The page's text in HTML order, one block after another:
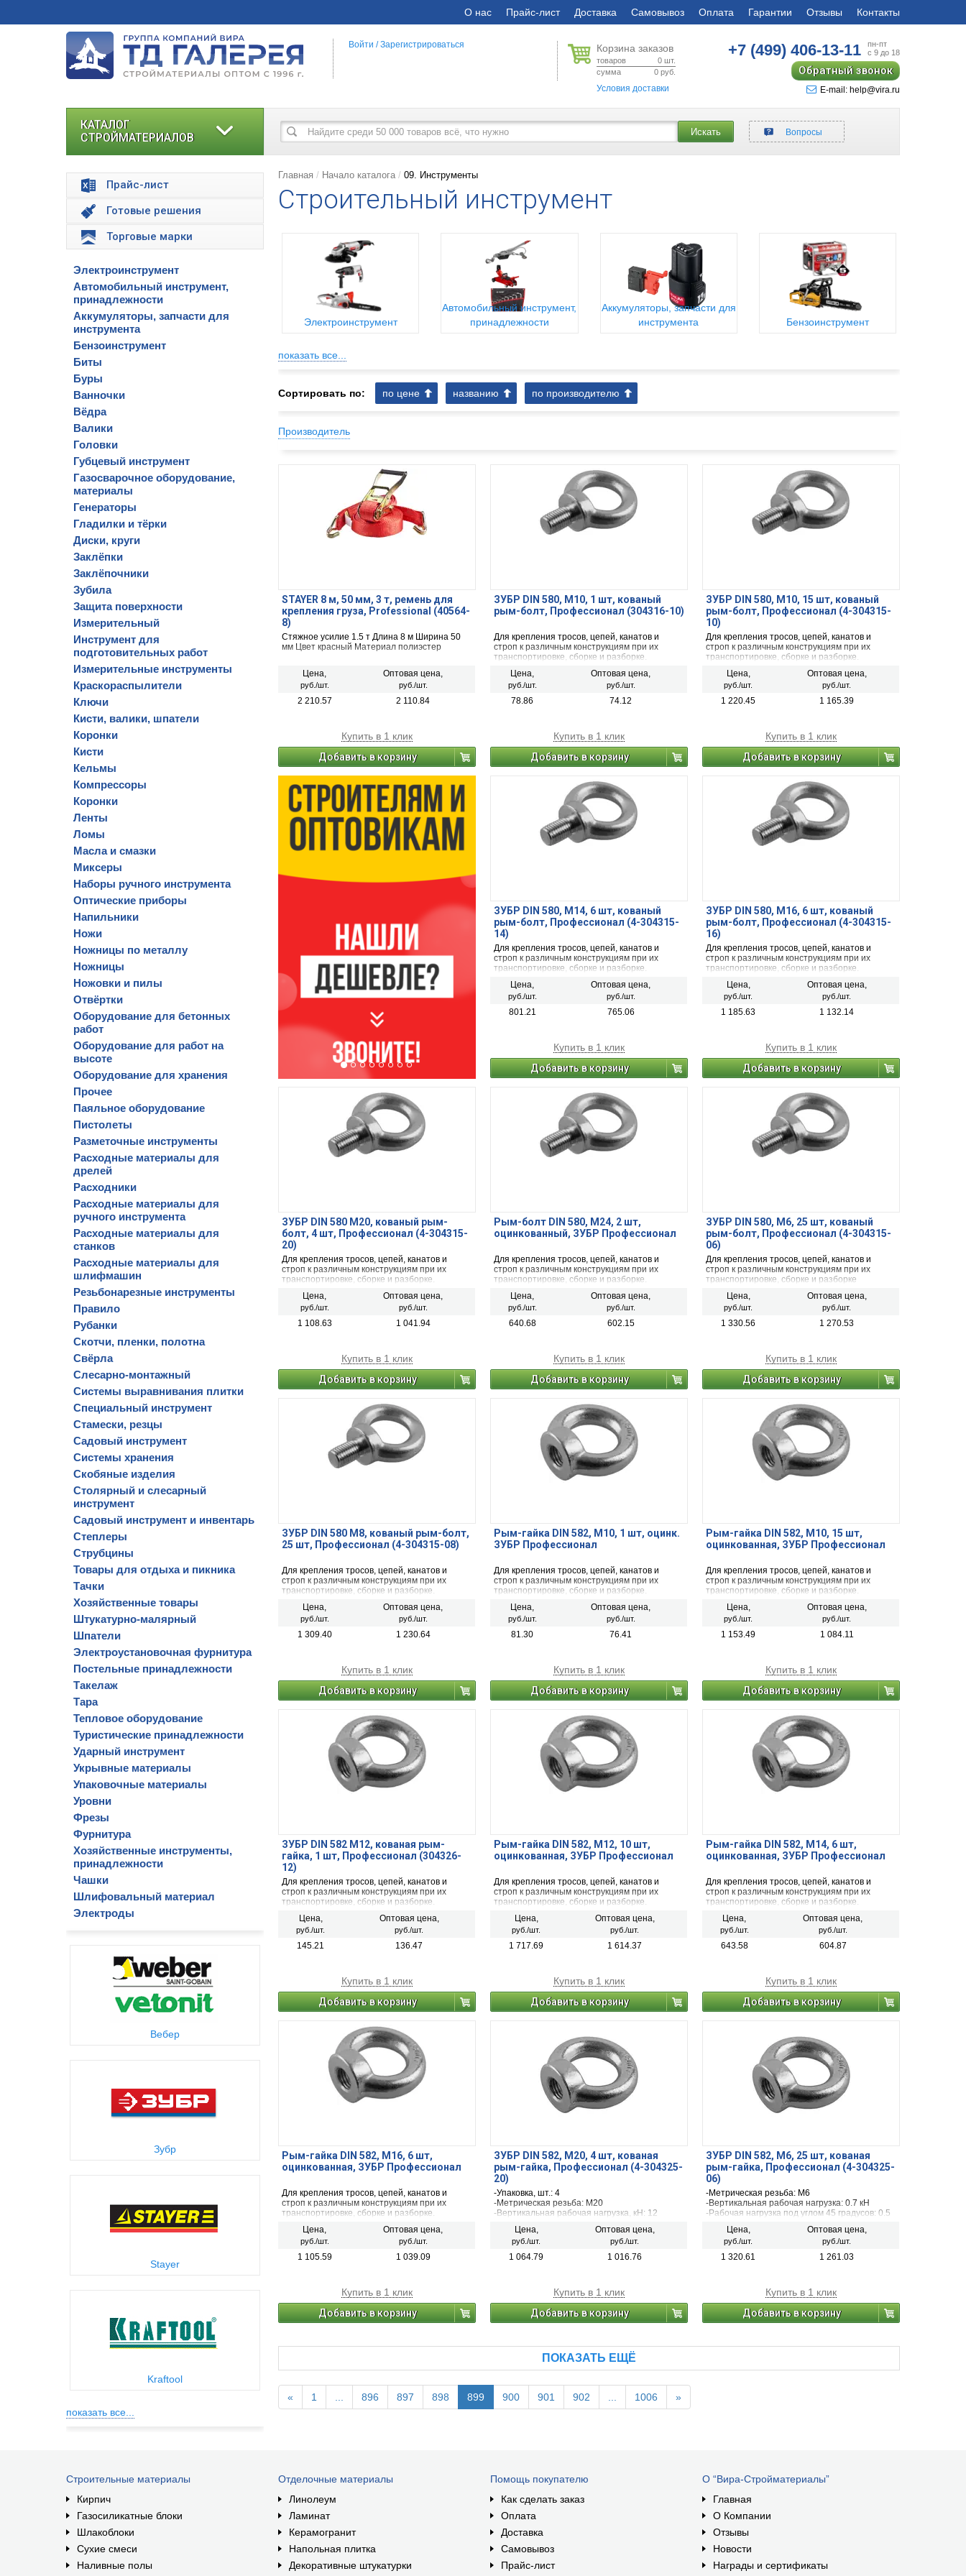
О нас Прайс-лист Доставка Самовывоз Оплата Гарантии Отзывы Контакты
Корзина заказов
товаров 0 шт.
сумма
0 руб.
Условия доставки
+7 (499)406-13-11
пн-пт
с 9 до 18
Обратный звонок
E-mail: help@vira.ru
Войти /Зарегистрироваться
КАТАЛОГ
СТРОЙМАТЕРИАЛОВ
Прайс-лист
Готовые решения
Торговые марки
Электроинструмент
Автомобильный инструмент,
принадлежности
Аккумуляторы, запчасти для
инструмента
Бензоинструмент
Биты
Буры
Ванночки
Вёдра
Валики
Головки
Губцевый инструмент
Газосварочное оборудование,
материалы
Генераторы
Гладилки и тёрки
Диски, круги
Заклёпки
Заклёпочники
Зубила
Защита поверхности
Измерительный
Инструмент для
подготовительных работ
Измерительные инструменты
Краскораспылители
Ключи
Кисти, валики, шпатели
Коронки
Кисти
Кельмы
Компрессоры
Коронки
Ленты
Ломы
Масла и смазки
Миксеры
Наборы ручного инструмента
Оптические приборы
Напильники
Ножи
Ножницы по металлу
Ножницы
Ножовки и пилы
Отвёртки
Оборудование для бетонных
работ
Оборудование для работ на
высоте
Оборудование для хранения
Прочее
Паяльное оборудование
Пистолеты
Разметочные инструменты
Расходные материалы для
дрелей
Расходники
Расходные материалы для
ручного инструмента
Расходные материалы для
станков
Расходные материалы для
шлифмашин
Резьбонарезные инструменты
Правило
Рубанки
Скотчи, пленки, полотна
Свёрла
Слесарно-монтажный
Системы выравнивания плитки
Специальный инструмент
Стамески, резцы
Садовый инструмент
Системы хранения
Скобяные изделия
Столярный и слесарный
инструмент
Садовый инструмент и инвентарь
Степлеры
Струбцины
Товары для отдыха и пикника
Тачки
Хозяйственные товары
Штукатурно-малярный
Шпатели
Электроустановочная фурнитура
Постельные принадлежности
Такелаж
Тара
Тепловое оборудование
Туристические принадлежности
Ударный инструмент
Укрывные материалы
Упаковочные материалы
Уровни
Фрезы
Фурнитура
Хозяйственные инструменты,
принадлежности
Чашки
Шлифовальный материал
Электроды
Вебер
Зубр
Stayer
Kraftool
показать все...
Искать Вопросы
Главная Начало каталога 09. Инструменты
Строительный инструмент
Электроинструмент
Автомобильный инструмент,
принадлежности
Аккумуляторы, запчасти для
инструмента
Бензоинструмент
показать все...
Сортировать по: по цене названию по производителю
Производитель
STAYER 8 м, 50 мм, 3 т, ремень для
крепления груза, Professional (40564-
8)
Стяжное усилие 1.5 т Длина 8 м Ширина 50
мм Цвет красный Материал полиэстер
Цена,
руб./шт.
Оптовая цена,
руб./шт.
2 210.57 2 110.84
Купить в 1 клик
Добавить в корзину
ЗУБР DIN 580, М10, 1 шт, кованый
рым-болт, Профессионал (304316-10)
Для крепления тросов, цепей, канатов и
строп к различным конструкциям при их
транспортировке, сборке и разборке.
Цена,
руб./шт.
Оптовая цена,
руб./шт.
78.86 74.12
Купить в 1 клик
Добавить в корзину
ЗУБР DIN 580, М10, 15 шт, кованый
рым-болт, Профессионал (4-304315-
10)
Для крепления тросов, цепей, канатов и
строп к различным конструкциям при их
транспортировке, сборке и разборке.
Цена,
руб./шт.
Оптовая цена,
руб./шт.
1 220.45 1 165.39
Купить в 1 клик
Добавить в корзину
ЗУБР DIN 580, М14, 6 шт, кованый
рым-болт, Профессионал (4-304315-
14)
Для крепления тросов, цепей, канатов и
строп к различным конструкциям при их
транспортировке, сборке и разборке.
Цена,
руб./шт.
Оптовая цена,
руб./шт.
801.21 765.06
Купить в 1 клик
Добавить в корзину
ЗУБР DIN 580, М16, 6 шт, кованый
рым-болт, Профессионал (4-304315-
16)
Для крепления тросов, цепей, канатов и
строп к различным конструкциям при их
транспортировке, сборке и разборке.
Цена,
руб./шт.
Оптовая цена,
руб./шт.
1 185.63 1 132.14
Купить в 1 клик
Добавить в корзину
ЗУБР DIN 580 М20, кованый рым-
болт, 4 шт, Профессионал (4-304315-
20)
Для крепления тросов, цепей, канатов и
строп к различным конструкциям при их
транспортировке, сборке и разборке.
Цена,
руб./шт.
Оптовая цена,
руб./шт.
1 108.63 1 041.94
Купить в 1 клик
Добавить в корзину
Рым-болт DIN 580, М24, 2 шт,
оцинкованный, ЗУБР Профессионал
Для крепления тросов, цепей, канатов и
строп к различным конструкциям при их
транспортировке, сборке и разборке.
Цена,
руб./шт.
Оптовая цена,
руб./шт.
640.68 602.15
Купить в 1 клик
Добавить в корзину
ЗУБР DIN 580, М6, 25 шт, кованый
рым-болт, Профессионал (4-304315-
06)
Для крепления тросов, цепей, канатов и
строп к различным конструкциям при их
транспортировке, сборке и разборке
Цена,
руб./шт.
Оптовая цена,
руб./шт.
1 330.56 1 270.53
Купить в 1 клик
Добавить в корзину
ЗУБР DIN 580 М8, кованый рым-болт,
25 шт, Профессионал (4-304315-08)
Для крепления тросов, цепей, канатов и
строп к различным конструкциям при их
транспортировке, сборке и разборке.
Цена,
руб./шт.
Оптовая цена,
руб./шт.
1 309.40 1 230.64
Купить в 1 клик
Добавить в корзину
Рым-гайка DIN 582, М10, 1 шт, оцинк.
ЗУБР Профессионал
Для крепления тросов, цепей, канатов и
строп к различным конструкциям при их
транспортировке, сборке и разборке.
Цена,
руб./шт.
Оптовая цена,
руб./шт.
81.30 76.41
Купить в 1 клик
Добавить в корзину
Рым-гайка DIN 582, М10, 15 шт,
оцинкованная, ЗУБР Профессионал
Для крепления тросов, цепей, канатов и
строп к различным конструкциям при их
транспортировке, сборке и разборке.
Цена,
руб./шт.
Оптовая цена,
руб./шт.
1 153.49 1 084.11
Купить в 1 клик
Добавить в корзину
ЗУБР DIN 582 М12, кованая рым-
гайка, 1 шт, Профессионал (304326-
12)
Для крепления тросов, цепей, канатов и
строп к различным конструкциям при их
транспортировке, сборке и разборке.
Цена,
руб./шт.
Оптовая цена,
руб./шт.
145.21 136.47
Купить в 1 клик
Добавить в корзину
Рым-гайка DIN 582, М12, 10 шт,
оцинкованная, ЗУБР Профессионал
Для крепления тросов, цепей, канатов и
строп к различным конструкциям при их
транспортировке, сборке и разборке.
Цена,
руб./шт.
Оптовая цена,
руб./шт.
1 717.69 1 614.37
Купить в 1 клик
Добавить в корзину
Рым-гайка DIN 582, М14, 6 шт,
оцинкованная, ЗУБР Профессионал
Для крепления тросов, цепей, канатов и
строп к различным конструкциям при их
транспортировке, сборке и разборке.
Цена,
руб./шт.
Оптовая цена,
руб./шт.
643.58 604.87
Купить в 1 клик
Добавить в корзину
Рым-гайка DIN 582, М16, 6 шт,
оцинкованная, ЗУБР Профессионал
Для крепления тросов, цепей, канатов и
строп к различным конструкциям при их
транспортировке, сборке и разборке.
Цена,
руб./шт.
Оптовая цена,
руб./шт.
1 105.59 1 039.09
Купить в 1 клик
Добавить в корзину
ЗУБР DIN 582, М20, 4 шт, кованая
рым-гайка, Профессионал (4-304325-
20)
-Упаковка, шт.: 4
-Метрическая резьба: М20
-Вертикальная рабочая нагрузка, кН: 12
-d2, мм: 72
-d3, мм: 40
Цена,
руб./шт.
Оптовая цена,
руб./шт.
1 064.79 1 016.76
Купить в 1 клик
Добавить в корзину
ЗУБР DIN 582, М6, 25 шт, кованая
рым-гайка, Профессионал (4-304325-
06)
-Метрическая резьба: М6
-Вертикальная рабочая нагрузка: 0.7 кН
-Рабочая нагрузка под углом 45 градусов: 0.5
-d2: 36 мм
-d3: 20 мм
-n: 36 мм
-Упаковка: 25 шт.
Цена,
руб./шт.
Оптовая цена,
руб./шт.
1 320.61 1 261.03
Купить в 1 клик
Добавить в корзину
ПОКАЗАТЬ ЕЩЁ
« 1 896 897 898 899 900 901 902 1006 »
Строительные материалы
Кирпич
Газосиликатные блоки
Шлакоблоки
Сухие смеси
Наливные полы
Отделочные материалы
Линолеум
Ламинат
Керамогранит
Напольная плитка
Декоративные штукатурки
Помощь покупателю
Как сделать заказ
Оплата
Доставка
Самовывоз
Прайс-лист
О “Вира-Стройматериалы”
Главная
О Компании
Отзывы
Новости
Награды и сертификаты